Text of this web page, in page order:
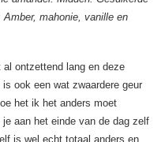
mahonie, vanille en
al ontzettend lang en deze
is ook een wat zwaardere geur
het ik het anders moet
aan het einde van de dag zelf
is wel echt totaal anders en